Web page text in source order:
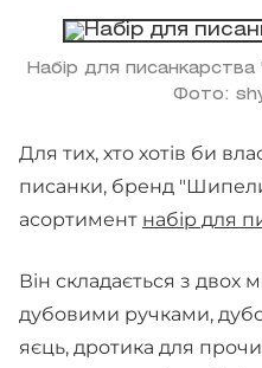
Набір для
Фото:
Для тих, хто хотів би
писанки, бренд
асортимент набір для
Він складається з двох
дубовими ручками,
яєць, дротика для